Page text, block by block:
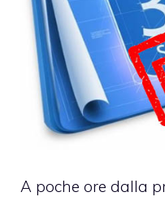
A poche ore dalla